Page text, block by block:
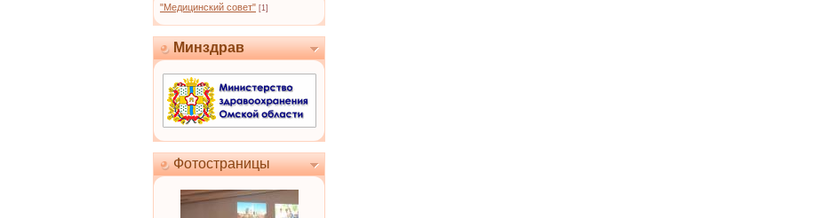
"Медицинский совет" [1]
Минздрав
Фотостраницы